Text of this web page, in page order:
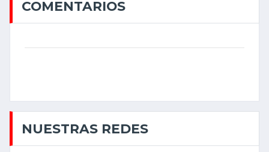
COMENTARIOS
NUESTRAS REDES